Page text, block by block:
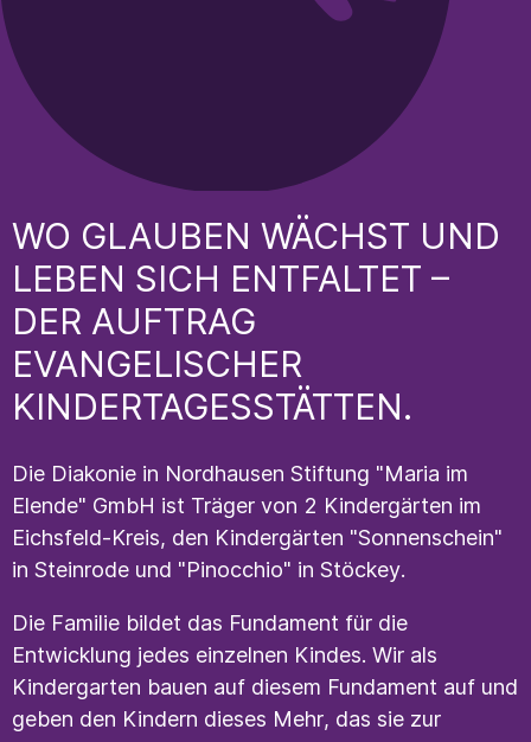
WO GLAUBEN WÄCHST UND
LEBEN SICH ENTFALTET –
DER AUFTRAG
EVANGELISCHER
KINDERTAGESSTÄTTEN.
Die Diakonie in Nordhausen Stiftung "Maria im
Elende" GmbH ist Träger von 2 Kindergärten im
Eichsfeld-Kreis, den Kindergärten "Sonnenschein"
in Steinrode und "Pinocchio" in Stöckey.
Die Familie bildet das Fundament für die
Entwicklung jedes einzelnen Kindes. Wir als
Kindergarten bauen auf diesem Fundament auf und
geben den Kindern dieses Mehr, das sie zur